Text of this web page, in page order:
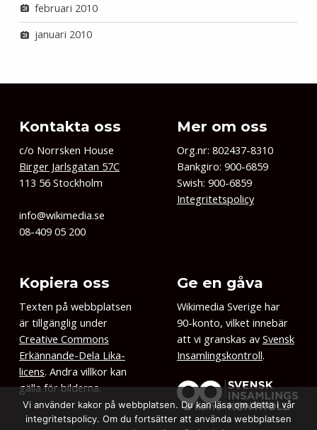
februari 2010
januari 2010
Kontakta oss
c/o Norrsken House
Birger Jarlsgatan 57C
113 56 Stockholm
info@wikimedia.se
08-409 05 200
Mer om oss
Org.nr: 802437-8310
Bankgiro: 900-6859
Swish: 900-6859
Integritetspolicy
Kopiera oss
Texten på webbplatsen
är tillgänglig under
Creative Commons
Erkännande-Dela Lika-
licens. Andra villkor kan
gälla för bilderna.
Ge en gåva
Wikimedia Sverige har
90-konto, vilket innebär
att vi granskas av Svensk
Insamlingskontroll.
Vi använder kakor på webbplatsen. Du kan läsa om detta i vår
integritetspolicy. Om du fortsätter att använda webbplatsen